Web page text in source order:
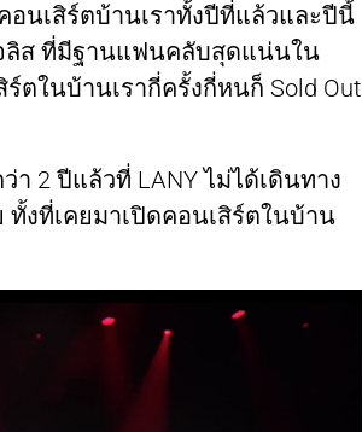
อนเสิร์ตบ้านเราทั้งปีที่แล้วและปีนี้
ลิส ที่มีฐานแฟนคลับสุดแน่นใน
ตในบ้านเรากี่ครั้งกี่หนก็ Sold Out
2 ปีแล้วที่ LANY ไม่ได้เดินทาง
งที่เคยมาเปิดคอนเสิร์ตในบ้าน